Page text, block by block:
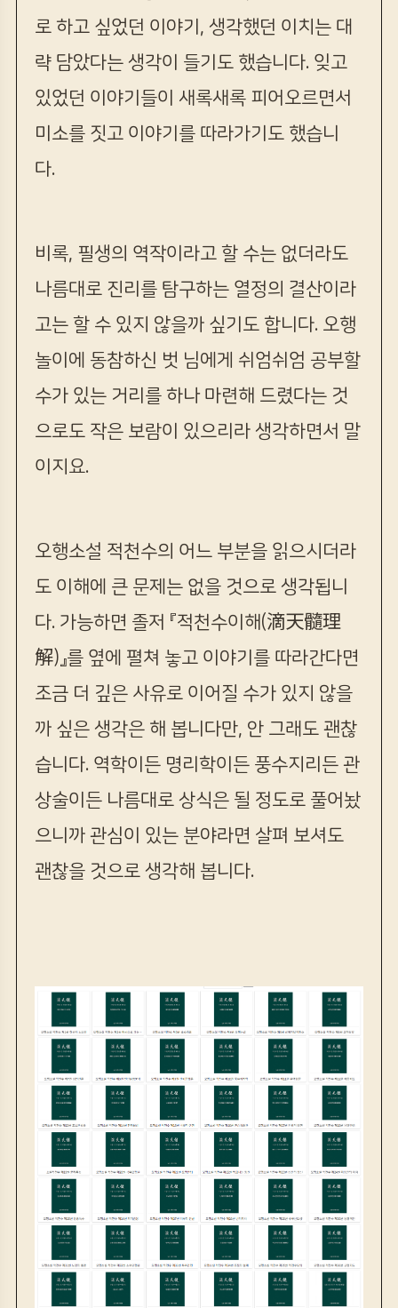
로 하고 싶었던 이야기, 생각했던 이치는 대
략 담았다는 생각이 들기도 했습니다. 잊고
있었던 이야기들이 새록새록 피어오르면서
미소를 짓고 이야기를 따라가기도 했습니
다.
비록, 필생의 역작이라고 할 수는 없더라도
나름대로 진리를 탐구하는 열정의 결산이라
고는 할 수 있지 않을까 싶기도 합니다. 오행
놀이에 동참하신 벗 님에게 쉬엄쉬엄 공부할
수가 있는 거리를 하나 마련해 드렸다는 것
으로도 작은 보람이 있으리라 생각하면서 말
이지요.
오행소설 적천수의 어느 부분을 읽으시더라
도 이해에 큰 문제는 없을 것으로 생각됩니
다. 가능하면 졸저 『적천수이해(滴天髓理
解)』를 옆에 펼쳐 놓고 이야기를 따라간다면
조금 더 깊은 사유로 이어질 수가 있지 않을
까 싶은 생각은 해 봅니다만, 안 그래도 괜찮
습니다. 역학이든 명리학이든 풍수지리든 관
상술이든 나름대로 상식은 될 정도로 풀어놨
으니까 관심이 있는 분야라면 살펴 보셔도
괜찮을 것으로 생각해 봅니다.